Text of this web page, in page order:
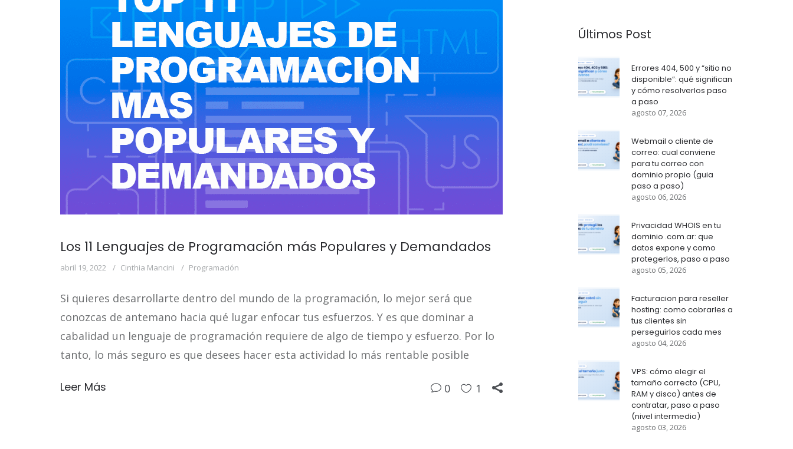
Los 11 Lenguajes de Programación más Populares y Demandados
abril 19, 2022 Cinthia Mancini Programación
Si quieres desarrollarte dentro del mundo de la programación, lo mejor será que
conozcas de antemano hacia qué lugar enfocar tus esfuerzos. Y es que dominar a
cabalidad un lenguaje de programación requiere de algo de tiempo y esfuerzo. Por lo
tanto, lo más seguro es que desees hacer esta actividad lo más rentable posible
Leer Más 0 1
Últimos Post
Errores 404, 500 y “sitio no
disponible”: qué significan
y cómo resolverlos paso
a paso
agosto 07, 2026
Webmail o cliente de
correo: cual conviene
para tu correo con
dominio propio (guia
paso a paso)
agosto 06, 2026
Privacidad WHOIS en tu
dominio .com.ar: que
datos expone y como
protegerlos, paso a paso
agosto 05, 2026
Facturacion para reseller
hosting: como cobrarles a
tus clientes sin
perseguirlos cada mes
agosto 04, 2026
VPS: cómo elegir el
tamaño correcto (CPU,
RAM y disco) antes de
contratar, paso a paso
(nivel intermedio)
agosto 03, 2026